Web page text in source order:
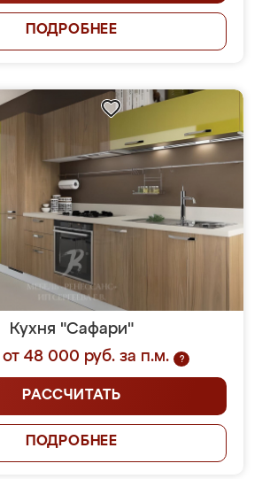
ПОДРОБНЕЕ
Кухня "Сафари"
48 000 руб. за п.м.
?
РАССЧИТАТЬ
ПОДРОБНЕЕ